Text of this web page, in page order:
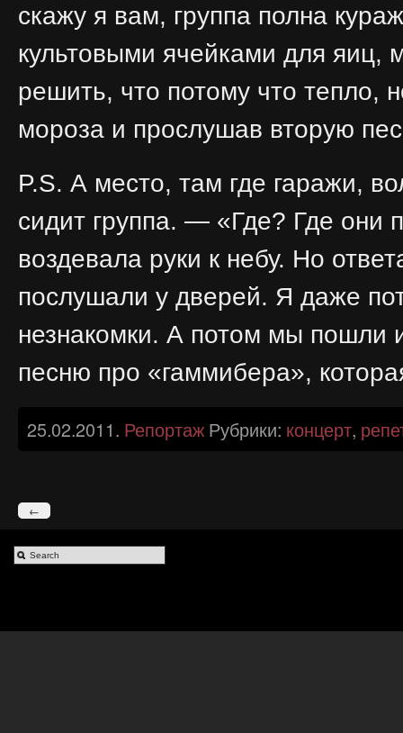
скажу я вам, группа полна
культовыми ячейками для
решить, что потому что тепло,
мороза и прослушав вторую
P.S. А место, там где гаражи,
сидит группа. — «Где? Где они
воздевала руки к небу. Но
послушали у дверей. Я даже
незнакомки. А потом мы пошли
песню про «гаммибера»,
25.02.2011. Репортаж Рубрики: концерт,
←